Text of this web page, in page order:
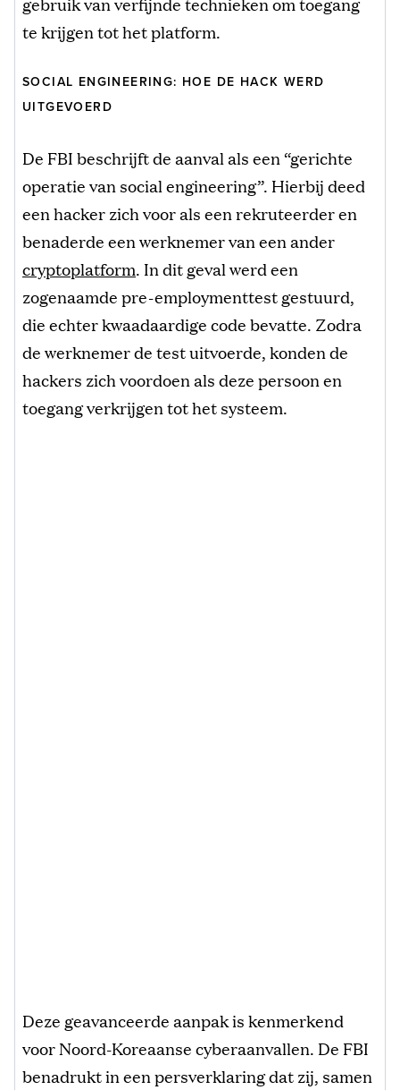
te krijgen tot het platform.
SOCIAL ENGINEERING: HOE DE HACK WERD
UITGEVOERD
De FBI beschrijft de aanval als een “gerichte
operatie van social engineering”. Hierbij deed
een hacker zich voor als een rekruteerder en
benaderde een werknemer van een ander
cryptoplatform. In dit geval werd een
zogenaamde pre-employmenttest gestuurd,
die echter kwaadaardige code bevatte. Zodra
de werknemer de test uitvoerde, konden de
hackers zich voordoen als deze persoon en
toegang verkrijgen tot het systeem.
Deze geavanceerde aanpak is kenmerkend
voor Noord-Koreaanse cyberaanvallen. De FBI
benadrukt in een persverklaring dat zij, samen